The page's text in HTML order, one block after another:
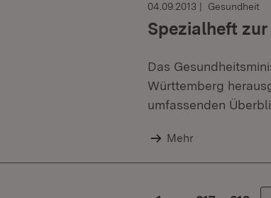
04.09.2013 Gesundheit
Spezialheft
Das
Württemberg
umfassenden
Mehr